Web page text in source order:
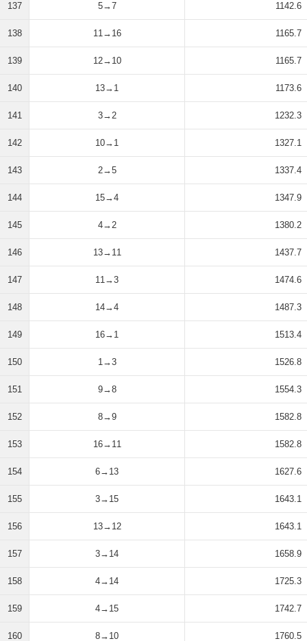
137 5→7 1142.6
138 11→16 1165.7
139 12→10 1165.7
140 13→1 1173.6
141 3→2 1232.3
142 10→1 1327.1
143 2→5 1337.4
144 15→4 1347.9
145 4→2 1380.2
146 13→11 1437.7
147 11→3 1474.6
148 14→4 1487.3
149 16→1 1513.4
150 1→3 1526.8
151 9→8 1554.3
152 8→9 1582.8
153 16→11 1582.8
154 6→13 1627.6
155 3→15 1643.1
156 13→12 1643.1
157 3→14 1658.9
158 4→14 1725.3
159 4→15 1742.7
160 8→10 1760.5